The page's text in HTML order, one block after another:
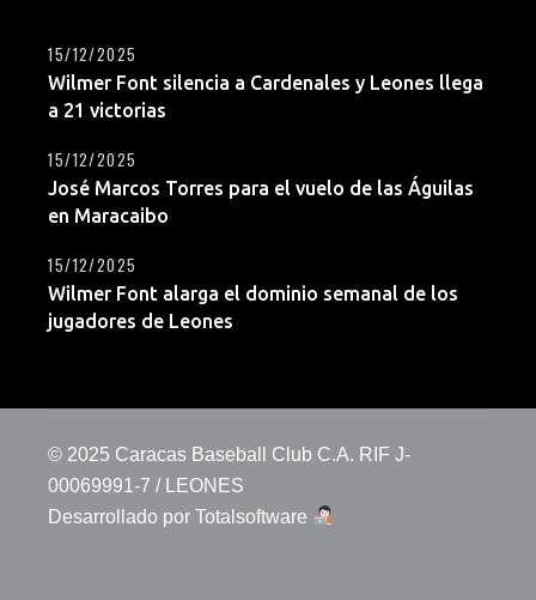
Wilmer Font silencia a Cardenales y Leones llega
a 21 victorias
15/12/2025
José Marcos Torres para el vuelo de las Águilas
en Maracaibo
15/12/2025
Wilmer Font alarga el dominio semanal de los
jugadores de Leones
15/12/2025
© 2025 Caracas Baseball Club C.A. RIF J-
00069991-7 / LEONES
Desarrollado porTotalsoftware